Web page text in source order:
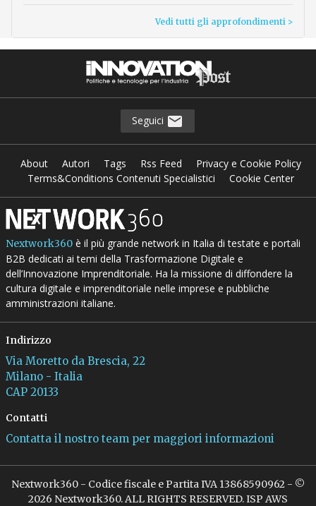
Vedi tutti gli approfondimenti >
Seguici
About Autori Tags Rss Feed
Privacy e Cookie Policy
Terms&Conditions Contenuti Specialistici
Cookie Center
Nextwork360è il più grande network in Italia di testate e portali
B2B dedicati ai temi della Trasformazione Digitale e
dell’Innovazione Imprenditoriale. Ha la missione di diffondere la
cultura digitale e imprenditoriale nelle imprese e pubbliche
amministrazioni italiane.
Indirizzo
Via Moretto da Brescia, 22
Milano - Italia
CAP 20133
Contatti
Contatta il nostro team per maggiori informazioni
Nextwork360 - Codice fiscale e Partita IVA 13868590962 - ©
2026 Nextwork360. ALL RIGHTS RESERVED. ISP AWS